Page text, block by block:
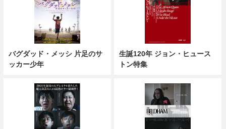
バグダッド・メッシ 片足のサ
ッカー少年
生誕120年 ジョン・ヒュース
トン特集